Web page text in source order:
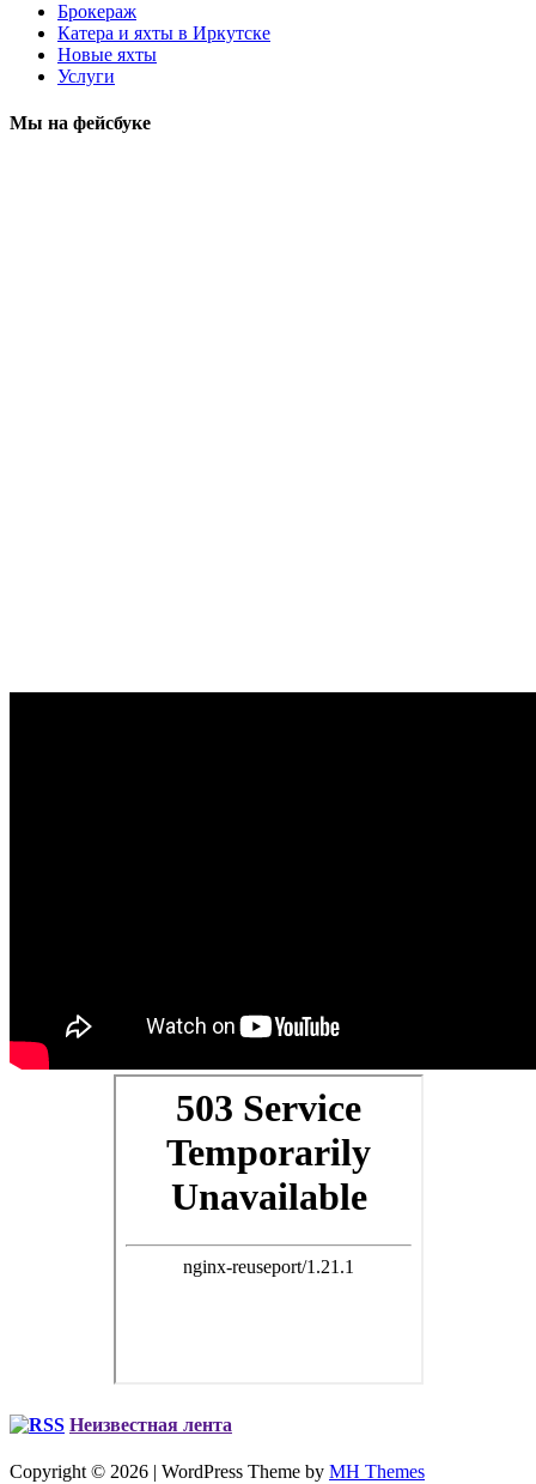
Брокераж
Катера и яхты в Иркутске
Новые яхты
Услуги
Мы на фейсбуке
Неизвестная лента
Copyright © 2026 | WordPress Theme by MH Themes